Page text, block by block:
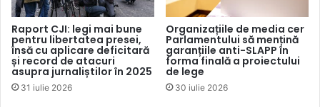
media independente au fost acuzate că ar servi interese
străine, activitatea lor fiind prezentată, „în mod nefondat”,
drept „criminală”.
Totodată, raportul subliniază că presa a fost delegitimată
Raport CJI: legi mai bune
pentru libertatea presei,
însă cu aplicare deficitară
și record de atacuri
asupra jurnaliștilor în 2025
31 iulie 2026
Organizațiile de media cer
Parlamentului să mențină
garanțiile anti-SLAPP în
forma finală a proiectului
de lege
30 iulie 2026